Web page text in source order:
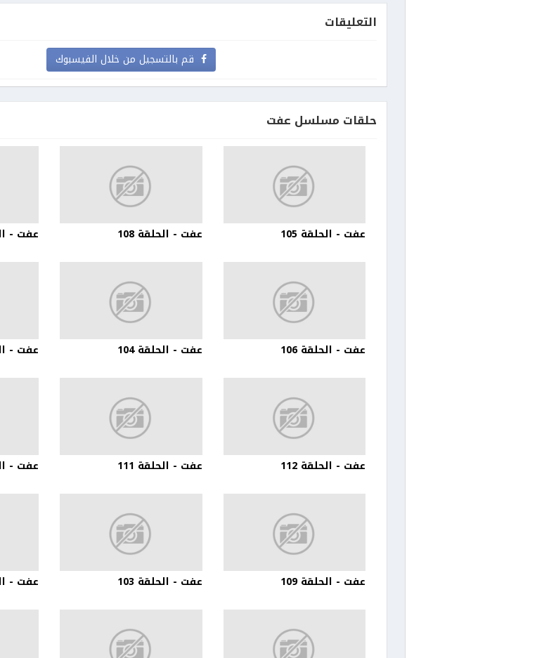
التعليقات
قم بالتسجيل من خلال الفيسبوك
حلقات مسلسل عفت
عفت - الحلقة 105 عفت - الحلقة 108 عفت -
عفت - الحلقة 106 عفت - الحلقة 104 عفت - الحلقة
عفت - الحلقة 112 عفت - الحلقة 111 عفت -
عفت - الحلقة 109 عفت - الحلقة 103 عفت -